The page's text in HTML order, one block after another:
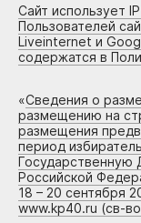
Сайт использует
Пользователей
Liveinternet и
содержатся в
«Сведения о
размещению на
размещения
период
Государственную
Российской
18 – 20 сентября
www.kp40.ru (св-